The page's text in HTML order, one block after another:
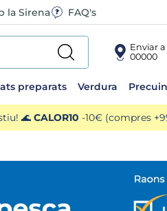
la Sirena FAQ's
Enviar a
00000
preparats Verdura
🌊 CALOR10 -10€ (compres